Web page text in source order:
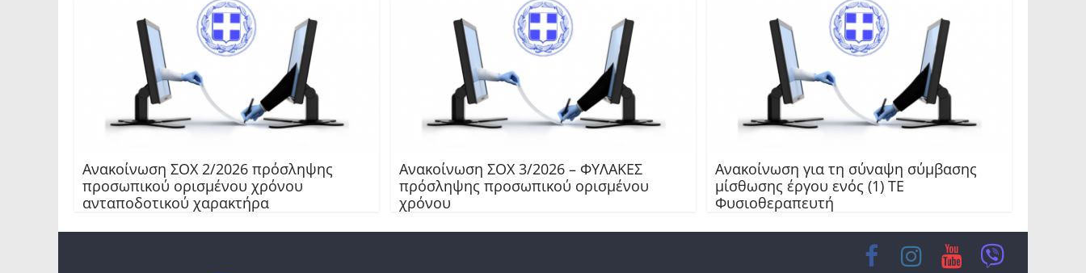
Ανακοίνωση ΣΟΧ 2/2026 πρόσληψης
προσωπικού ορισμένου χρόνου
ανταποδοτικού χαρακτήρα
Ανακοίνωση ΣΟΧ 3/2026 – ΦΥΛΑΚΕΣ
πρόσληψης προσωπικού ορισμένου
χρόνου
Ανακοίνωση για τη σύναψη σύμβασης
μίσθωσης έργου ενός (1) ΤΕ
Φυσιοθεραπευτή